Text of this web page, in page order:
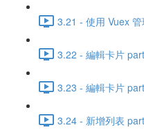
3.21 - 使用 Vuex
3.22 - 編輯卡片
3.23 - 編輯卡片
3.24 - 新增列表